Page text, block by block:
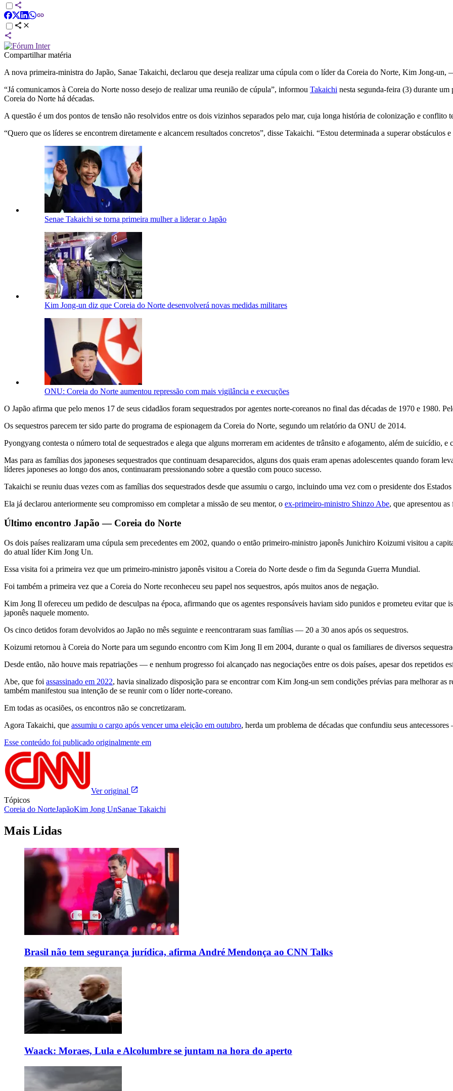
Compartilhar matéria
A nova primeira-ministra do Japão, Sanae Takaichi, declarou que deseja realizar uma cúpula com o líder da Coreia do Norte, Kim Jong-
“Já comunicamos à Coreia do Norte nosso desejo de realizar uma reunião de cúpula”, informou Takaichi nesta segunda-feira (3) durante um
Coreia do Norte há décadas.
A questão é um dos pontos de tensão não resolvidos entre os dois vizinhos separados pelo mar, cuja longa história de colonização e
“Quero que os líderes se encontrem diretamente e alcancem resultados concretos”, disse Takaichi. “Estou determinada a superar obstáculos
Senae Takaichi se torna primeira mulher a liderar o Japão
Kim Jong-un diz que Coreia do Norte desenvolverá novas medidas militares
ONU: Coreia do Norte aumentou repressão com mais vigilância e execuções
O Japão afirma que pelo menos 17 de seus cidadãos foram sequestrados por agentes norte-coreanos no final das décadas de 1970 e 1980.
Os sequestros parecem ter sido parte do programa de espionagem da Coreia do Norte, segundo um relatório da ONU de 2014.
Pyongyang contesta o número total de sequestrados e alega que alguns morreram em acidentes de trânsito e afogamento, além de suicídio, e
Mas para as famílias dos japoneses sequestrados que continuam desaparecidos, alguns dos quais eram apenas adolescentes quando foram
líderes japoneses ao longo dos anos, continuaram pressionando sobre a questão com pouco sucesso.
Takaichi se reuniu duas vezes com as famílias dos sequestrados desde que assumiu o cargo, incluindo uma vez com o presidente dos
Ela já declarou anteriormente seu compromisso em completar a missão de seu mentor, o ex-primeiro-ministro Shinzo Abe, que apresentou
Último encontro Japão — Coreia do Norte
Os dois países realizaram uma cúpula sem precedentes em 2002, quando o então primeiro-ministro japonês Junichiro Koizumi visitou a
do atual líder Kim Jong Un.
Essa visita foi a primeira vez que um primeiro-ministro japonês visitou a Coreia do Norte desde o fim da Segunda Guerra Mundial.
Foi também a primeira vez que a Coreia do Norte reconheceu seu papel nos sequestros, após muitos anos de negação.
Kim Jong Il ofereceu um pedido de desculpas na época, afirmando que os agentes responsáveis haviam sido punidos e prometeu evitar que
japonês naquele momento.
Os cinco detidos foram devolvidos ao Japão no mês seguinte e reencontraram suas famílias — 20 a 30 anos após os sequestros.
Koizumi retornou à Coreia do Norte para um segundo encontro com Kim Jong Il em 2004, durante o qual os familiares de diversos
Desde então, não houve mais repatriações — e nenhum progresso foi alcançado nas negociações entre os dois países, apesar dos repetidos
Abe, que foi assassinado em 2022, havia sinalizado disposição para se encontrar com Kim Jong-un sem condições prévias para melhorar as
também manifestou sua intenção de se reunir com o líder norte-coreano.
Em todas as ocasiões, os encontros não se concretizaram.
Agora Takaichi, que assumiu o cargo após vencer uma eleição em outubro, herda um problema de décadas que confundiu seus
Esse conteúdo foi publicado originalmente em
Ver original
Tópicos
Coreia do NorteJapãoKim Jong UnSanae Takaichi
Mais Lidas
Brasil não tem segurança jurídica, afirma André Mendonça ao CNN Talks
Waack: Moraes, Lula e Alcolumbre se juntam na hora do aperto